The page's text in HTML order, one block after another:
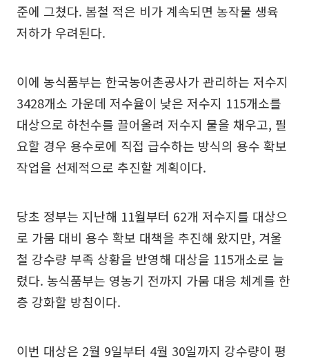
준에 그쳤다. 봄철 적은 비가 계속되면 농작물 생육
저하가 우려된다.
이에 농식품부는 한국농어촌공사가 관리하는 저수지
3428개소 가운데 저수율이 낮은 저수지 115개소를
대상으로 하천수를 끌어올려 저수지 물을 채우고, 필
요할 경우 용수로에 직접 급수하는 방식의 용수 확보
작업을 선제적으로 추진할 계획이다.
당초 정부는 지난해 11월부터 62개 저수지를 대상으
로 가뭄 대비 용수 확보 대책을 추진해 왔지만, 겨울
철 강수량 부족 상황을 반영해 대상을 115개소로 늘
렸다. 농식품부는 영농기 전까지 가뭄 대응 체계를 한
층 강화할 방침이다.
이번 대상은 2월 9일부터 4월 30일까지 강수량이 평